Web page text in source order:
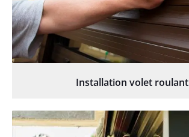
Installation volet roulant